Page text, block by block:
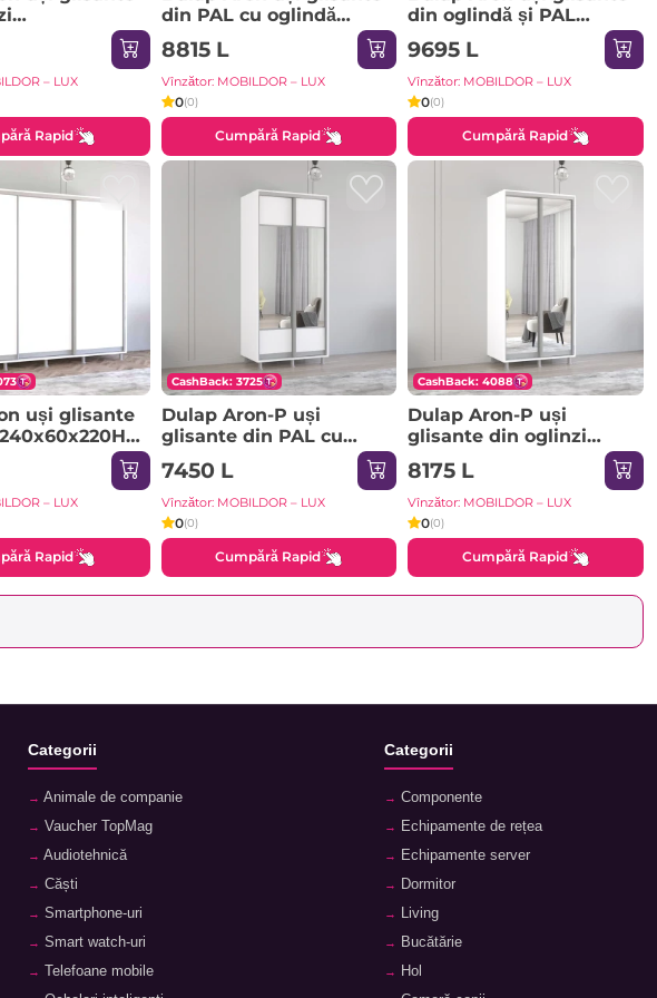
cm)
– LUX
Rapid
din PAL cu oglindă
zebra (130x60x230H cm)
Anthracite
8815 L
Vînzător: MOBILDOR – LUX
0(0)
Cumpără Rapid
din oglindă și PAL
(190x60x230H cm) Alb
Brilliant
9695 L
Vînzător: MOBILDOR – LUX
0(0)
Cumpără Rapid
uși glisante
– LUX
Rapid
CashBack: 3725
Dulap Aron-P uși
glisante din PAL cu
oglindă orizontal
(100x60x200H cm) Alb
Brilliant
7450 L
Vînzător: MOBILDOR – LUX
0(0)
Cumpără Rapid
CashBack: 4088
Dulap Aron-P uși
glisante din oglinzi
(140x60x230H cm)
Sonoma
8175 L
Vînzător: MOBILDOR – LUX
0(0)
Cumpără Rapid
Categorii
Animale de companie
Vaucher TopMag
Audiotehnică
Căști
Smartphone-uri
Smart watch-uri
Telefoane mobile
Categorii
Componente
Echipamente de rețea
Echipamente server
Dormitor
Living
Bucătărie
Hol